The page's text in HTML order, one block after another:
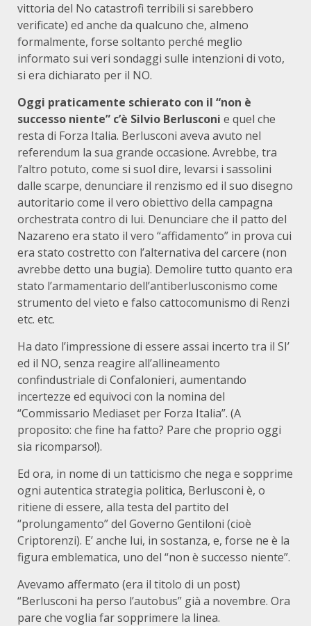
vittoria del No catastrofi terribili si sarebbero
verificate) ed anche da qualcuno che, almeno
formalmente, forse soltanto perché meglio
informato sui veri sondaggi sulle intenzioni di voto,
si era dichiarato per il NO.
Oggi praticamente schierato con il “non è
successo niente” c’è Silvio Berlusconi e quel che
resta di Forza Italia. Berlusconi aveva avuto nel
referendum la sua grande occasione. Avrebbe, tra
l’altro potuto, come si suol dire, levarsi i sassolini
dalle scarpe, denunciare il renzismo ed il suo disegno
autoritario come il vero obiettivo della campagna
orchestrata contro di lui. Denunciare che il patto del
Nazareno era stato il vero “affidamento” in prova cui
era stato costretto con l’alternativa del carcere (non
avrebbe detto una bugia). Demolire tutto quanto era
stato l’armamentario dell’antiberlusconismo come
strumento del vieto e falso cattocomunismo di Renzi
etc. etc.
Ha dato l’impressione di essere assai incerto tra il SI’
ed il NO, senza reagire all’allineamento
confindustriale di Confalonieri, aumentando
incertezze ed equivoci con la nomina del
“Commissario Mediaset per Forza Italia”. (A
proposito: che fine ha fatto? Pare che proprio oggi
sia ricomparso!).
Ed ora, in nome di un tatticismo che nega e sopprime
ogni autentica strategia politica, Berlusconi è, o
ritiene di essere, alla testa del partito del
“prolungamento” del Governo Gentiloni (cioè
Criptorenzi). E’ anche lui, in sostanza, e, forse ne è la
figura emblematica, uno del “non è successo niente”.
Avevamo affermato (era il titolo di un post)
“Berlusconi ha perso l’autobus” già a novembre. Ora
pare che voglia far sopprimere la linea.